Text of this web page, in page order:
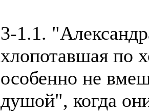
3-1.1.
хлопотавшая по
особенно не
душой", когда